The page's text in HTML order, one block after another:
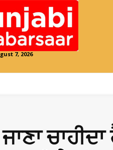
7, 2026
ਚਾਹੀਦਾ